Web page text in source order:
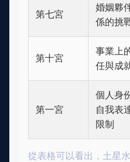
第七宮
婚姻夥
係的挑
第十宮
事業上
任與成
第一宮
個人身
自我表
限制
從表格可以看出，土星